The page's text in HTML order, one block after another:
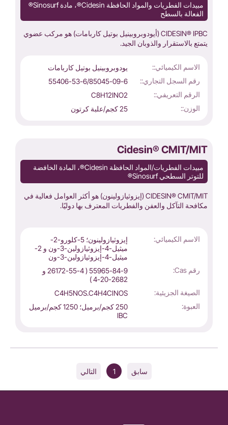
مبيدات الفطريات والمواد الحافظة Cidesin®، مادة Sinosurf®
الفعالة بالسطح
CIDESIN® IPBC (أيودوبروبينيل بوتيل كاربامات) هو مركب عضوي
يتمتع بالاستقرار والذوبان الجيد.
الاسم الكيميائي::
يودوبروبينيل بوتيل كاربامات
رقم السجل التجاري::
55406-53-6/85045-09-6
الرقم التعريفي::
C8H12INO2
الوزن::
25 كجم/علبة كرتون
Cidesin® CMIT/MIT
مبيدات الفطريات/المواد الحافظة Cidesin®، المادة الخافضة
للتوتر السطحي Sinosurf®
CIDESIN® CMIT/MIT (إيزوثيازولينون) هو أكثر العوامل فعالية في
مكافحة التآكل والعفن والفطريات المعترف بها دوليًا.
الاسم الكيميائي:
إيزوثيازولينون؛ 5-كلورو-2-
ميثيل-4-إيزوثيازولين-3-ون و 2-
ميثيل-4-إيزوثيازولين-3-ون
رقم Cas:
55965-84-9 ( 26172-55-4 و
2682-20-4 )
الصيغة الجزيئية:
C4H5NOS.C4H4ClNOS
العبوة:
250 كجم/برميل؛ 1250 كجم/برميل
IBC
سابق 1 التالي